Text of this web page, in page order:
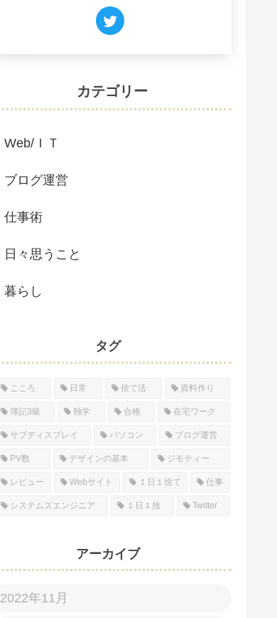
カテゴリー
Web/ＩＴ
ブログ運営
仕事術
日々思うこと
暮らし
タグ
こころ 日常 捨て活 資料作り
簿記3級 独学 合格 在宅ワーク
サブディスプレイ パソコン ブログ運営
PV数 デザインの基本 ジモティー
レビュー Webサイト １日１捨て 仕事
システムズエンジニア １日１捨 Twitter
アーカイブ
2022年11月